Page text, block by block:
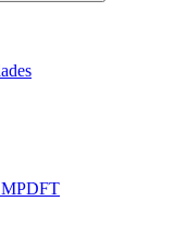
MPDFT